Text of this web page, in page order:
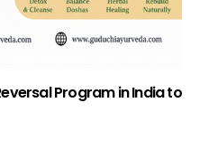
Program in India to